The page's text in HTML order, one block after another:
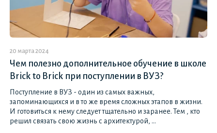
20 марта 2024
Чем полезно дополнительное обучение в школе
Brick to Brick при поступлении в ВУЗ?
Поступление в ВУЗ - один из самых важных,
запоминающихся и в то же время сложных этапов в жизни.
И готовиться к нему следует тщательно и заранее. Тем , кто
решил связать свою жизнь с архитектурой, ...